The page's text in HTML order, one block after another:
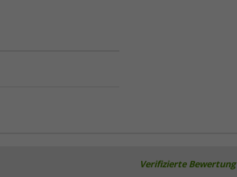
Verifizierte Bewertung